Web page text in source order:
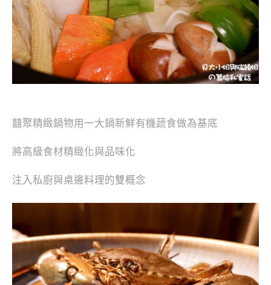
囍聚精緻鍋物用一大鍋新鮮有機蔬食做為基底
將高級食材精緻化與品味化
注入私廚與桌邊料理的雙概念